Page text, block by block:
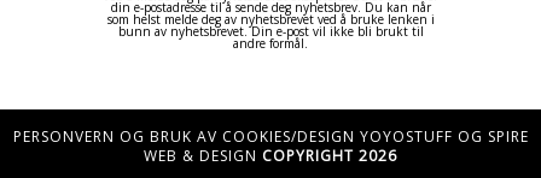
din e-postadresse til å sende deg nyhetsbrev. Du kan når
som helst melde deg av nyhetsbrevet ved å bruke lenken i
bunn av nyhetsbrevet. Din e-post vil ikke bli brukt til
andre formål.
PERSONVERN OG BRUK AV COOKIES/DESIGN YOYOSTUFF OG SPIRE
WEB & DESIGN COPYRIGHT 2026